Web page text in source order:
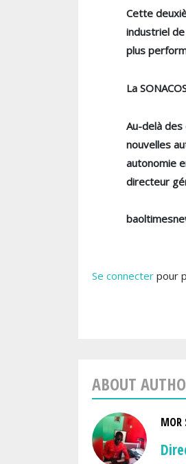
Cette
industriel
plus
La
Au-delà
nouvelles
autonomie
directeur
Se connecter pour
ABOUT
MOR